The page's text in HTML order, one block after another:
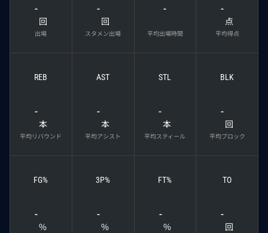
-
回
出場
-
回
スタメン出場
-
平均出場時間
-
点
平均得点
REB
-
本
平均リバウンド
AST
-
本
平均アシスト
STL
-
本
平均スティール
BLK
-
回
平均ブロック
FG%
-
%
3P%
-
%
FT%
-
%
TO
-
回